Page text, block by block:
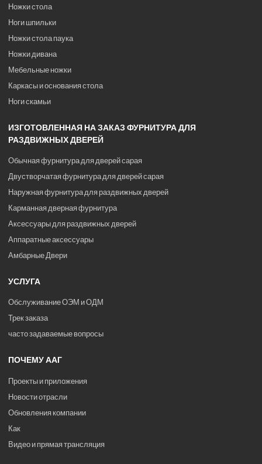
Ножки стола
Ноги шпильки
Ножки стола паука
Ножки дивана
Мебельные ножки
Каркасы и основания стола
Ноги скамьи
ИЗГОТОВЛЕННАЯ НА ЗАКАЗ ФУРНИТУРА ДЛЯ
РАЗДВИЖНЫХ ДВЕРЕЙ
Обычная фурнитура для дверей сарая
Двустворчатая фурнитура для дверей сарая
Наружная фурнитура для раздвижных дверей
Карманная дверная фурнитура
Аксессуары для раздвижных дверей
Аппаратные аксессуары
Амбарные Двери
УСЛУГА
Обслуживание ОЭМ и ОДМ
Трек заказа
часто задаваемые вопросы
ПОЧЕМУ ААГ
Проекты и приложения
Новости отрасли
Обновления компании
Как
Видео и прямая трансляция